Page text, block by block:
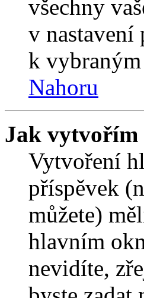
všechny
v nastavení
k
Nahoru
Jak vytvořím
Vytvoření
příspěvek
můžete)
hlavním
nevidíte,